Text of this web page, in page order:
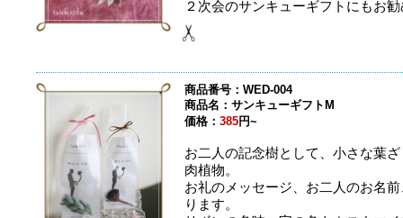
２次会のサンキューギフトにもお
商品番号：WED-004
商品名：サンキューギフトM
価格： 385円~
お二人の記念樹として、小さな葉
肉植物。
お礼のメッセージ、お二人のお名
ります。